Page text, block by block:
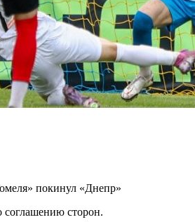
покинул «Днепр»
соглашению сторон.